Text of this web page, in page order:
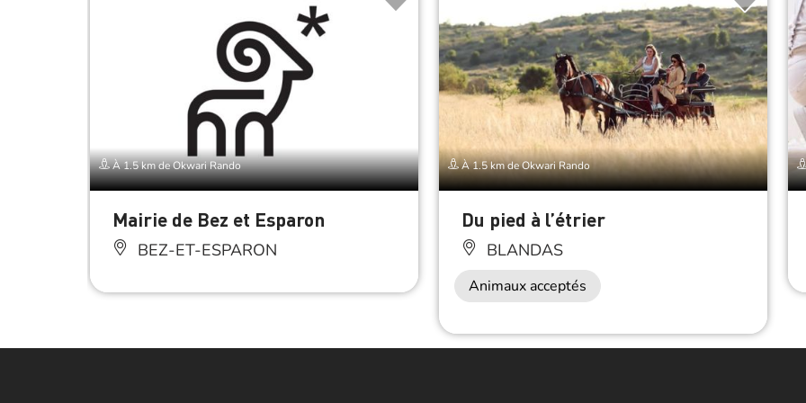
À 1.5 km de Okwari Rando
Mairie de Bez et Esparon
BEZ-ET-ESPARON
À 1.5 km de Okwari Rando
Du pied à l’étrier
BLANDAS
Animaux acceptés